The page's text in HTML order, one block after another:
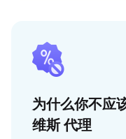
为什么你不应
维斯 代理